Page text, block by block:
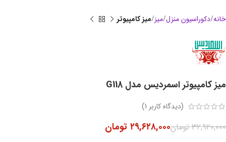
خانه دکوراسیون منزل میز میز کامپیوتر
میز کامپیوتر اسمردیس مدل G118
(دیدگاه کاربر 1
)
۳۲,۹۲۰,۰۰۰تومان۲۹,۶۲۸,۰۰۰ تومان